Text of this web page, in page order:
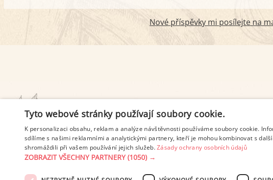
Nové příspěvky mi posílejte na
PODMÍNKY UŽITÍ ZÁSADY
Tyto webové stránky používají soubory cookie.
K personalizaci obsahu, reklam a analýze návštěvnosti používáme soubory cookie.
sdílíme s našimi reklamními a analytickými partnery, kteří je mohou kombinovat s
shromáždili při vašem používání jejich služeb.Zásady ochrany osobních údajů
ZOBRAZIT VŠECHNY PARTNERY(1050) →